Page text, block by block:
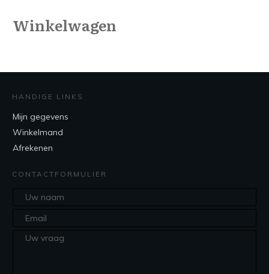
Winkelwagen
HANDIGE LINKS
Mijn gegevens
Winkelmand
Afrekenen
CONTACTFORMULIER